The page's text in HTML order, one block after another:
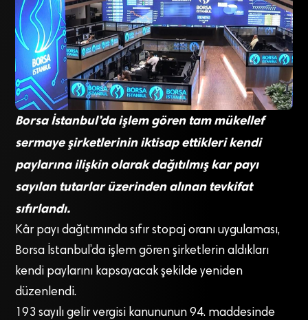
Borsa İstanbul’da işlem gören tam mükellef
sermaye şirketlerinin iktisap ettikleri kendi
paylarına ilişkin olarak dağıtılmış kar payı
sayılan tutarlar üzerinden alınan tevkifat
sıfırlandı.
Kâr payı dağıtımında sıfır stopaj oranı uygulaması,
Borsa İstanbul’da işlem gören şirketlerin aldıkları
kendi paylarını kapsayacak şekilde yeniden
düzenlendi.
193 sayılı gelir vergisi kanununun 94. maddesinde